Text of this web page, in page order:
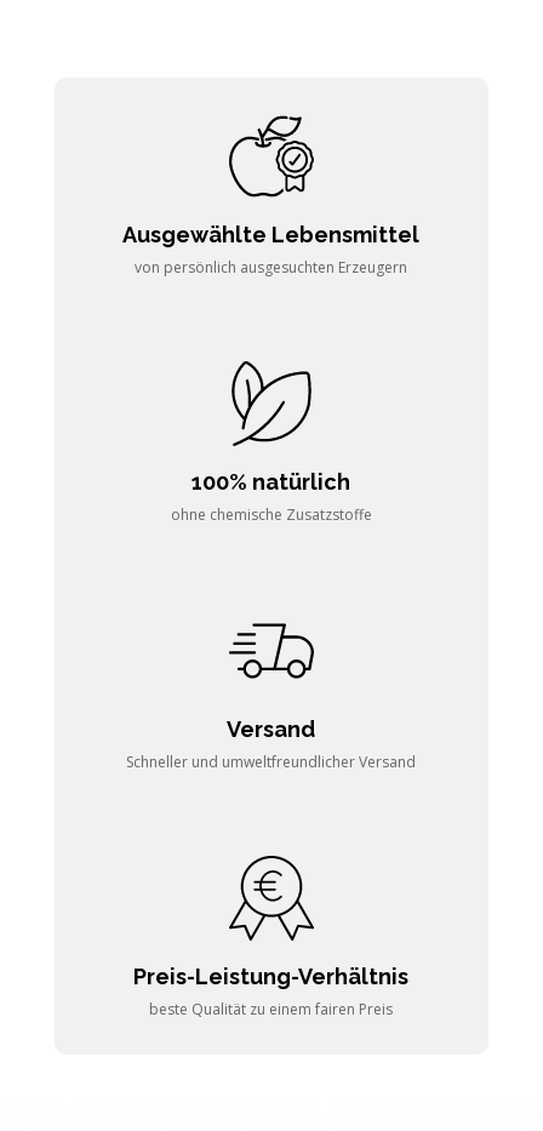
Ausgewählte Lebensmittel
von persönlich ausgesuchten Erzeugern
100% natürlich
ohne chemische Zusatzstoffe
Versand
Schneller und umweltfreundlicher Versand
Preis-Leistung-Verhältnis
beste Qualität zu einem fairen Preis